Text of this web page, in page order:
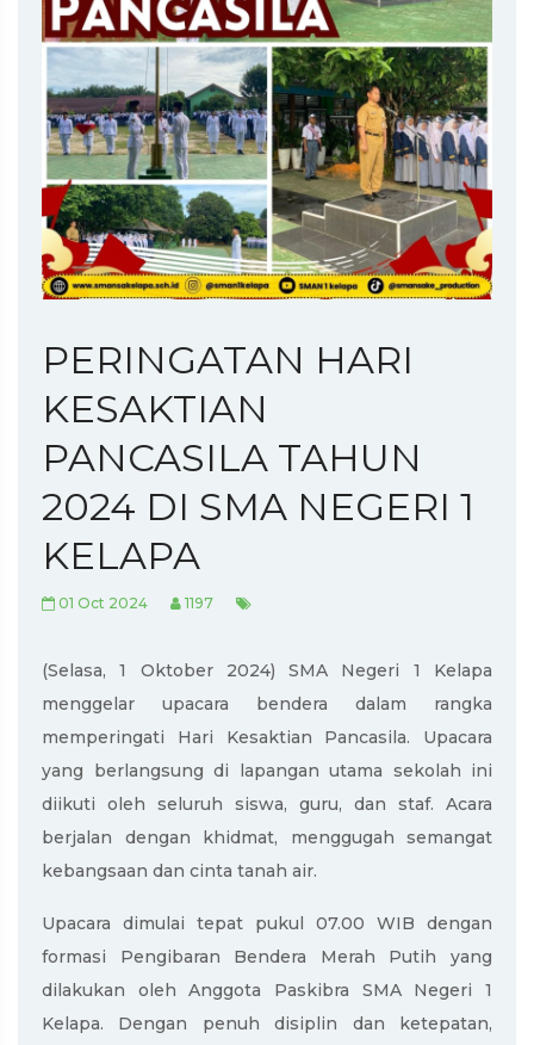
PERINGATAN HARI
KESAKTIAN
PANCASILA TAHUN
2024 DI SMA NEGERI 1
KELAPA
01 Oct 2024 1197
(Selasa, 1 Oktober 2024) SMA Negeri 1 Kelapa
menggelar upacara bendera dalam rangka
memperingati Hari Kesaktian Pancasila. Upacara
yang berlangsung di lapangan utama sekolah ini
diikuti oleh seluruh siswa, guru, dan staf. Acara
berjalan dengan khidmat, menggugah semangat
kebangsaan dan cinta tanah air.
Upacara dimulai tepat pukul 07.00 WIB dengan
formasi Pengibaran Bendera Merah Putih yang
dilakukan oleh Anggota Paskibra SMA Negeri 1
Kelapa. Dengan penuh disiplin dan ketepatan,